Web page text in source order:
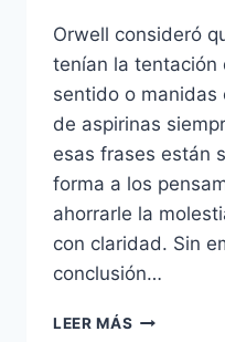
Orwell consideró
tenían la tentación
sentido o manidas
de aspirinas
esas frases están
forma a los
ahorrarle la
con claridad. Sin
conclusión…
LEER MÁS LOS